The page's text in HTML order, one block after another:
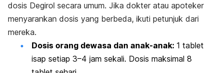
dosis Degirol secara umum. Jika dokter atau apoteker
menyarankan dosis yang berbeda, ikuti petunjuk dari
mereka.
Dosis orang dewasa dan anak-anak: 1 tablet
isap setiap 3–4 jam sekali. Dosis maksimal 8